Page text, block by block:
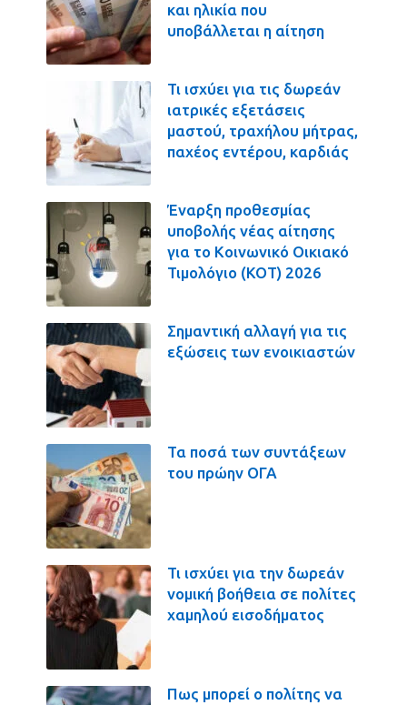
και ηλικία που
υποβάλλεται η αίτηση
Τι ισχύει για τις δωρεάν
ιατρικές εξετάσεις
μαστού, τραχήλου μήτρας,
παχέος εντέρου, καρδιάς
Έναρξη προθεσμίας
υποβολής νέας αίτησης
για το Κοινωνικό Οικιακό
Τιμολόγιο (ΚΟΤ) 2026
Σημαντική αλλαγή για τις
εξώσεις των ενοικιαστών
Τα ποσά των συντάξεων
του πρώην ΟΓΑ
Τι ισχύει για την δωρεάν
νομική βοήθεια σε πολίτες
χαμηλού εισοδήματος
Πως μπορεί ο πολίτης να